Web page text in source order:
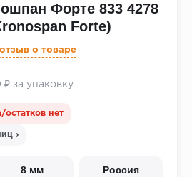
Форте 833 4278
Forte)
о товаре
₽ за упаковку
остатков нет
›
8 мм Россия